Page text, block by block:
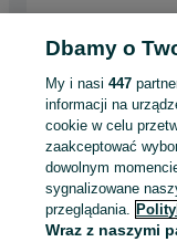
Strona główna Firma i
Gdańsk
Lady i witryny
KATEGORIA
ID:805588835
Dbamy o
My i nasi447
informacji na
cookie w celu
zaakceptować
dowolnym
sygnalizowane
przeglądania.
Wraz z naszymi